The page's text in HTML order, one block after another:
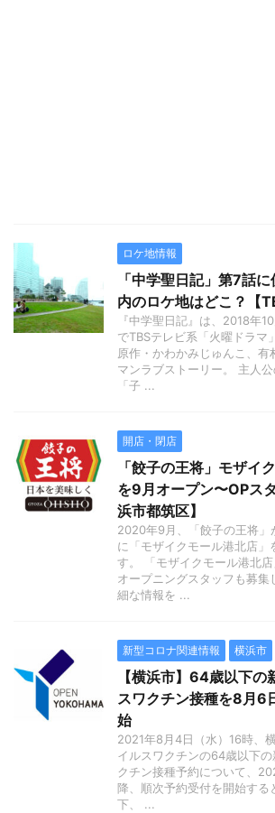
ロケ地情報
「中学聖日記」第7話
内のロケ地はどこ？【
『中学聖日記』は、2018年
でTBSテレビ系「火曜ドラマ
原作・かわかみじゅんこ、有
マンラブストーリー。 主人
「子 ...
開店・閉店
「餃子の王将」モザイ
を9月オープン〜OPス
浜市都筑区】
2020年9月、「餃子の王将」
に「モザイクモール港北店」
す。 「モザイクモール港北店
オープニングスタッフも募集
細な情報を ...
新型コロナ関連情報 横浜市
【横浜市】64歳以下の
スワクチン接種を8月6
始
2021年8月4日（水）16時、
イルスワクチンの64歳以下
クチン接種予約について、
降、順次予約受付を開始する
下、 ...